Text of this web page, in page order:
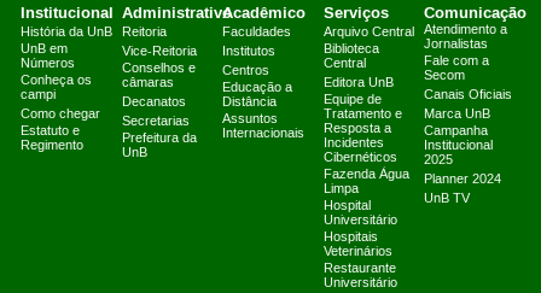
Institucional
História da UnB
UnB em
Números
Conheça os
campi
Como chegar
Estatuto e
Regimento
Administrativo
Reitoria
Vice-Reitoria
Conselhos e
câmaras
Decanatos
Secretarias
Prefeitura da
UnB
Acadêmico
Faculdades
Institutos
Centros
Educação a
Distância
Assuntos
Internacionais
Serviços
Arquivo Central
Biblioteca
Central
Editora UnB
Equipe de
Tratamento e
Resposta a
Incidentes
Cibernéticos
Fazenda Água
Limpa
Hospital
Universitário
Hospitais
Veterinários
Restaurante
Universitário
Comunicação
Atendimento a
Jornalistas
Fale com a
Secom
Canais Oficiais
Marca UnB
Campanha
Institucional
2025
Planner 2024
UnB TV